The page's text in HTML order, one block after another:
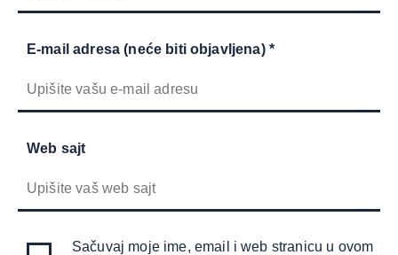
E-mail adresa (neće biti objavljena) *
Web sajt
Sačuvaj moje ime, email i web stranicu u ovom